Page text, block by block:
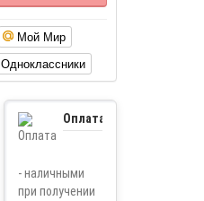
Мой Мир
Одноклассники
Оплата
- наличными
при получении